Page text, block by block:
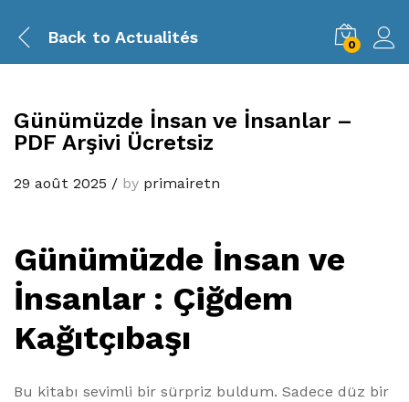
Back to Actualités 0
Günümüzde İnsan ve İnsanlar –
PDF Arşivi Ücretsiz
29 août 2025 / by primairetn
Günümüzde İnsan ve
İnsanlar : Çiğdem
Kağıtçıbaşı
Bu kitabı sevimli bir sürpriz buldum. Sadece düz bir